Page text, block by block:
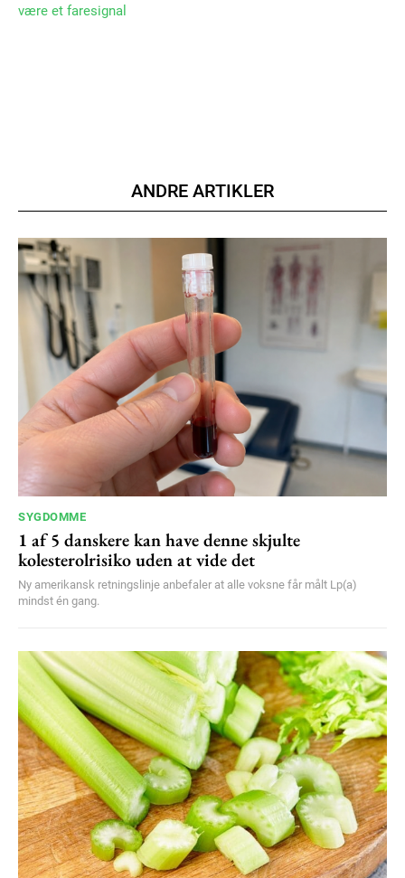
Etiam est nibh, lobortis sit
Praesent euismod ac
Ut mollis pellentesque tortor
Nullam eu erat condimentum
Donec quis est ac felis
Orci varius natoque dolor
YEARLY PRICING MONTHLY PRICING
være et faresignal
ANDRE ARTIKLER
SYGDOMME
1 af 5 danskere kan have denne skjulte
kolesterolrisiko uden at vide det
Ny amerikansk retningslinje anbefaler at alle voksne får målt Lp(a)
mindst én gang.